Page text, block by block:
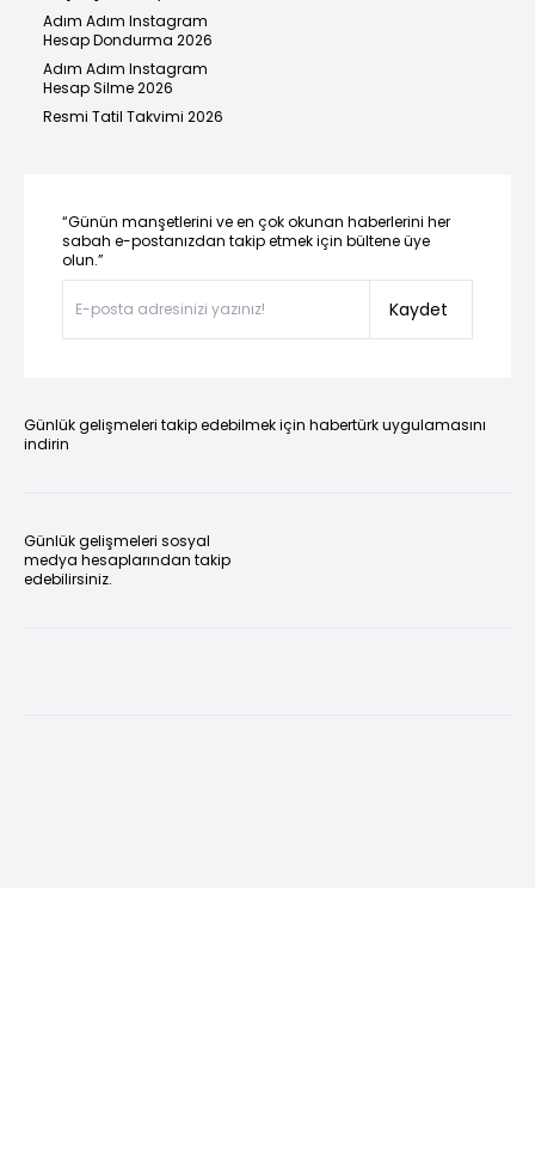
Adım Adım Instagram
Hesap Dondurma 2026
Adım Adım Instagram
Hesap Silme 2026
Resmi Tatil Takvimi 2026
“Günün manşetlerini ve en çok okunan haberlerini her
sabah e-postanızdan takip etmek için bültene üye
olun.”
Kaydet
Günlük gelişmeleri takip edebilmek için habertürk uygulamasını
indirin
Günlük gelişmeleri sosyal
medya hesaplarından takip
edebilirsiniz.